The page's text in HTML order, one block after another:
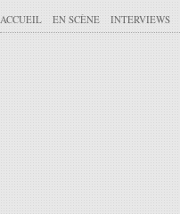
ACCUEIL EN SCÈNE INTERVIEWS